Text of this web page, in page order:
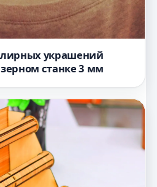
украшений
станке 3 мм